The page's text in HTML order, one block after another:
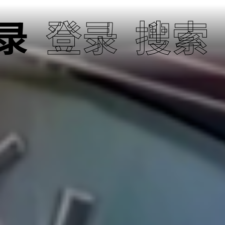
登录 搜索